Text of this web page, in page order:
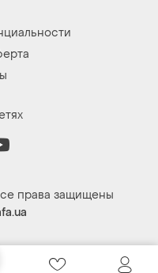
права защищены